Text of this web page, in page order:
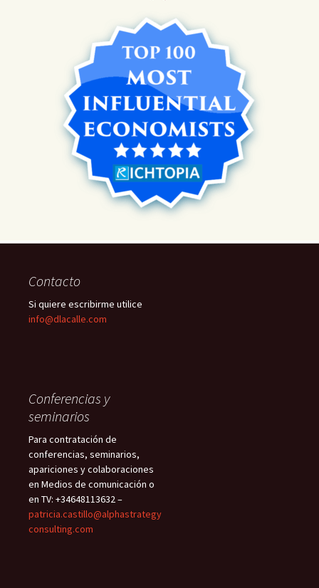
Contacto
Si quiere escribirme utilice
info@dlacalle.com
Conferencias y
seminarios
Para contratación de
conferencias, seminarios,
apariciones y colaboraciones
en Medios de comunicación o
en TV: +34648113632 –
patricia.castillo@alphastrategy
consulting.com